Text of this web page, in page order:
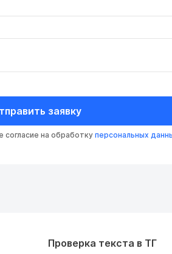
заявку
на обработкуперсональных
Проверка текста в ТГ